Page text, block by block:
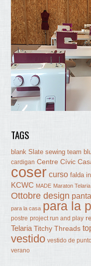
TAGS
blank Slate sewing team
cardigan Centre Cívic
coser curso falda
KCWC MADE Maraton Telaria
Ottobre design
para la casa para la
postre project run and play
Telaria Titchy Threads
vestido vestido de
verano